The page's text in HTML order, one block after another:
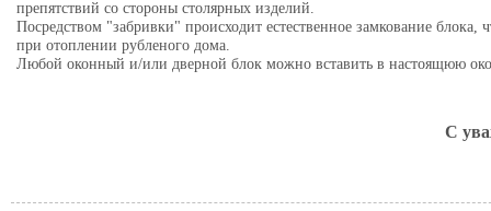
препятствий со стороны столярных изделий.
Посредством "забривки" происходит естественное замкование
при отоплении рубленого дома.
Любой оконный и/или дверной блок можно вставить в настоящюю
С